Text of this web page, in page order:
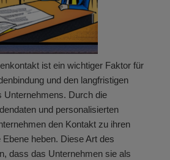
ist ein wichtiger Faktor für
und den langfristigen
Unternehmens. Durch die
und personalisierten
den Kontakt zu ihren
heben. Diese Art des
dass das Unternehmen sie als